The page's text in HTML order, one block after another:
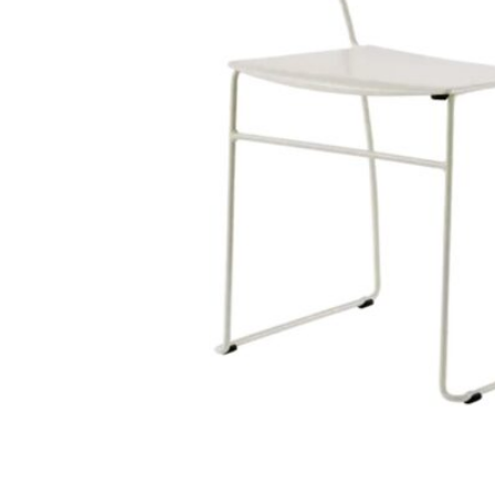
Se kurvKasse